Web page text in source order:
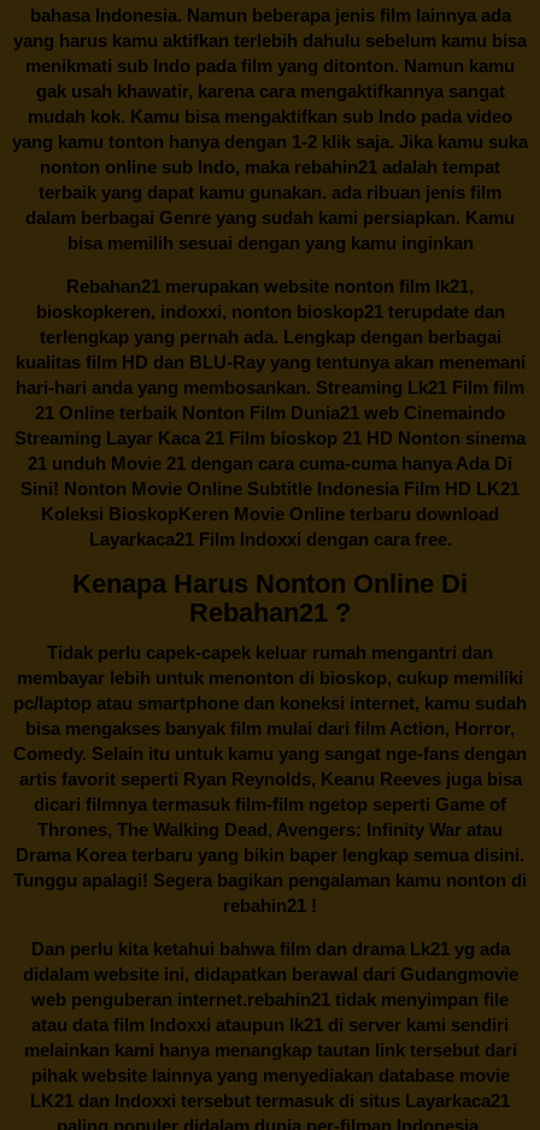
bahasa Indonesia. Namun beberapa jenis film lainnya ada
yang harus kamu aktifkan terlebih dahulu sebelum kamu bisa
menikmati sub Indo pada film yang ditonton. Namun kamu
gak usah khawatir, karena cara mengaktifkannya sangat
mudah kok. Kamu bisa mengaktifkan sub Indo pada video
yang kamu tonton hanya dengan 1-2 klik saja. Jika kamu suka
nonton online sub Indo, maka rebahin21 adalah tempat
terbaik yang dapat kamu gunakan. ada ribuan jenis film
dalam berbagai Genre yang sudah kami persiapkan. Kamu
bisa memilih sesuai dengan yang kamu inginkan
Rebahan21 merupakan website nonton film lk21,
bioskopkeren, indoxxi, nonton bioskop21 terupdate dan
terlengkap yang pernah ada. Lengkap dengan berbagai
kualitas film HD dan BLU-Ray yang tentunya akan menemani
hari-hari anda yang membosankan. Streaming Lk21 Film film
21 Online terbaik Nonton Film Dunia21 web Cinemaindo
Streaming Layar Kaca 21 Film bioskop 21 HD Nonton sinema
21 unduh Movie 21 dengan cara cuma-cuma hanya Ada Di
Sini! Nonton Movie Online Subtitle Indonesia Film HD LK21
Koleksi BioskopKeren Movie Online terbaru download
Layarkaca21 Film Indoxxi dengan cara free.
Kenapa Harus Nonton Online Di
Rebahan21 ?
Tidak perlu capek-capek keluar rumah mengantri dan
membayar lebih untuk menonton di bioskop, cukup memiliki
pc/laptop atau smartphone dan koneksi internet, kamu sudah
bisa mengakses banyak film mulai dari film Action, Horror,
Comedy. Selain itu untuk kamu yang sangat nge-fans dengan
artis favorit seperti Ryan Reynolds, Keanu Reeves juga bisa
dicari filmnya termasuk film-film ngetop seperti Game of
Thrones, The Walking Dead, Avengers: Infinity War atau
Drama Korea terbaru yang bikin baper lengkap semua disini.
Tunggu apalagi! Segera bagikan pengalaman kamu nonton di
rebahin21 !
Dan perlu kita ketahui bahwa film dan dramaLk21yg ada
didalam website ini, didapatkan berawal dari Gudangmovie
web penguberan internet.rebahin21 tidak menyimpan file
atau data film Indoxxi ataupun lk21 di server kami sendiri
melainkan kami hanya menangkap tautan link tersebut dari
pihak website lainnya yang menyediakan database movie
LK21 dan Indoxxi tersebut termasuk di situs Layarkaca21
paling populer didalam dunia per-filman Indonesia.